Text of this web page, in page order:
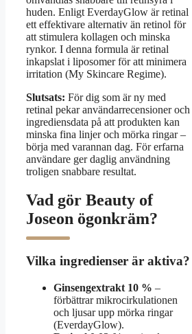
huden. Enligt EverdayGlow är retinal
ett effektivare alternativ än retinol för
att stimulera kollagen och minska
rynkor. I denna formula är retinal
inkapslat i liposomer för att minimera
irritation (My Skincare Regime).
Slutsats: För dig som är ny med
retinal pekar användarrecensioner och
ingrediensdata på att produkten kan
minska fina linjer och mörka ringar –
börja med varannan dag. För erfarna
användare ger daglig användning
troligen snabbare resultat.
Vad gör Beauty of
Joseon ögonkräm?
Vilka ingredienser är aktiva?
Ginsengextrakt 10 % –
förbättrar mikrocirkulationen
och ljusar upp mörka ringar
(EverdayGlow).